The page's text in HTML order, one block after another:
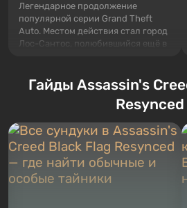
Легендарное продолжение
популярной серии Grand Theft
Auto. Местом действия стал город
Лос-Сантос, полюбившийся ещё в
сразу трех персонажей: Майкла,
Тревора и Франклина, между
Жанр и...
Гайды Assassin's
Resynced